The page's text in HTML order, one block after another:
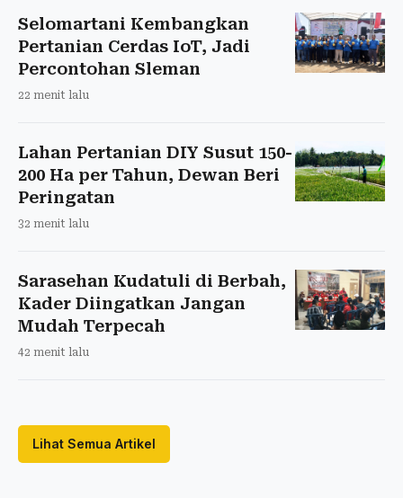
Selomartani Kembangkan
Pertanian Cerdas IoT, Jadi
Percontohan Sleman
22 menit lalu
Lahan Pertanian DIY Susut 150-
200 Ha per Tahun, Dewan Beri
Peringatan
32 menit lalu
Sarasehan Kudatuli di Berbah,
Kader Diingatkan Jangan
Mudah Terpecah
42 menit lalu
Lihat Semua Artikel